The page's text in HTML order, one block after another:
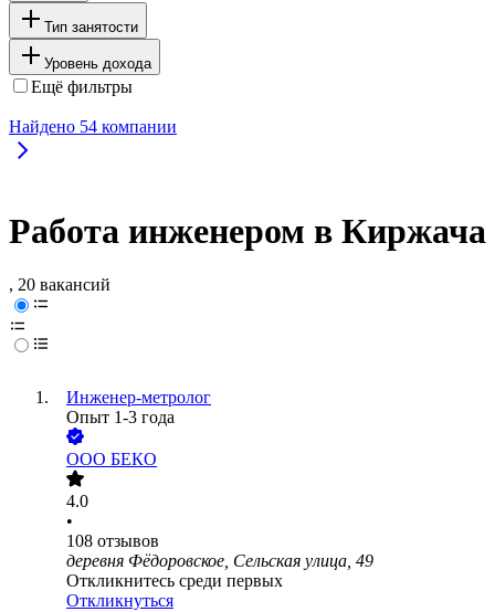
Тип занятости
Уровень дохода
Ещё фильтры
Найдено 54 компании
Работа инженером в Киржача
, 20 вакансий
Инженер-метролог
Опыт 1-3 года
ООО БЕКО
4.0
•
108 отзывов
деревня Фёдоровское, Сельская улица, 49
Откликнитесь среди первых
Откликнуться